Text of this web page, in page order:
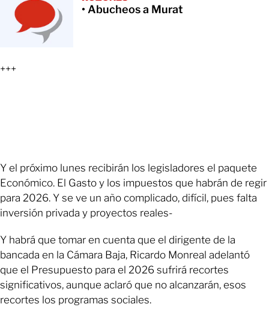
• Abucheos a Murat
+++
Y el próximo lunes recibirán los legisladores el paquete
Económico. El Gasto y los impuestos que habrán de regir
para 2026. Y se ve un año complicado, difícil, pues falta
inversión privada y proyectos reales-
Y habrá que tomar en cuenta que el dirigente de la
bancada en la Cámara Baja, Ricardo Monreal adelantó
que el Presupuesto para el 2026 sufrirá recortes
significativos, aunque aclaró que no alcanzarán, esos
recortes los programas sociales.